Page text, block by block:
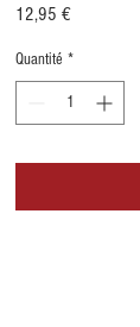
12,95 €Prix
Quantité *